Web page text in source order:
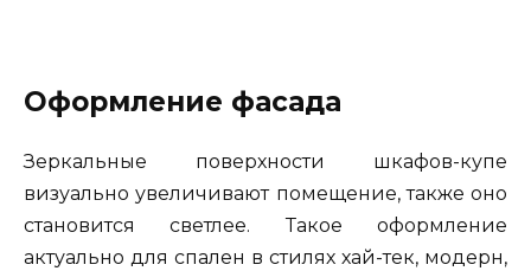
Оформление фасада
Зеркальные поверхности шкафов-купе
визуально увеличивают помещение, также оно
становится светлее. Такое оформление
актуально для спален в стилях хай-тек, модерн,